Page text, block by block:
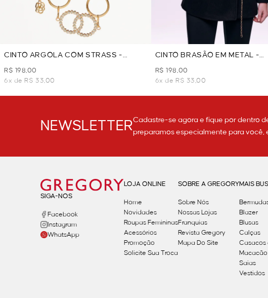
CINTO ARGOLA COM STRASS -
DOURADO
R$ 198,00
6x de R$ 33,00
CINTO BRASÃO EM METAL -
DOURADO
R$ 198,00
6x de R$ 33,00
NEWSLETTERCadastre-se agora e fique por dentro
preparamos especialmente para você,
SIGA-NOS
Facebook
Instagram
WhatsApp
LOJA ONLINE
Home
Novidades
Roupas Femininas
Acessórios
Promoção
Solicite Sua Troca
SOBRE A GREGORY
Sobre Nós
Nossas Lojas
Franquias
Revista Gregory
Mapa Do Site
MAIS
Blazer
Blusas
Calças
Casacos
Macacão
Saias
Vestidos